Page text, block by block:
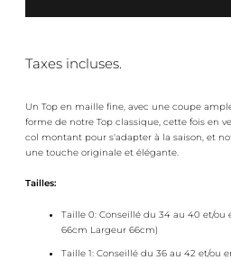
Taxes incluses.
Un Top en maille fine, avec une coupe
forme de notre Top classique, cette fois en
col montant pour s'adapter à la saison, et
une touche originale et élégante.
Tailles:
Taille 0: Conseillé du 34 au 40 et/ou
66cm Largeur 66cm)
Taille 1: Conseillé du 36 au 42 et/ou